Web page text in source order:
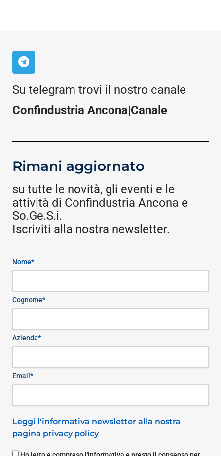
Su telegram trovi il nostro canale
Confindustria Ancona|Canale
Rimani aggiornato
su tutte le novità, gli eventi e le
attività di Confindustria Ancona e
So.Ge.S.i.
Iscriviti alla nostra newsletter.
Nome*
Cognome*
Azienda*
Email*
Leggi l'informativa newsletter alla nostra
pagina privacy policy